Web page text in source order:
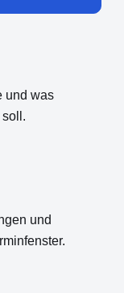
und was
und